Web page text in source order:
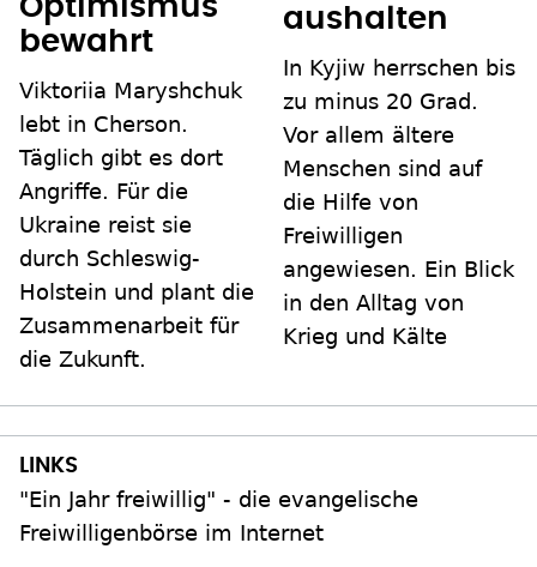
Optimismus
bewahrt
Viktoriia Maryshchuk
lebt in Cherson.
Täglich gibt es dort
Angriffe. Für die
Ukraine reist sie
durch Schleswig-
Holstein und plant die
Zusammenarbeit für
die Zukunft.
aushalten
In Kyjiw herrschen bis
zu minus 20 Grad.
Vor allem ältere
Menschen sind auf
die Hilfe von
Freiwilligen
angewiesen. Ein Blick
in den Alltag von
Krieg und Kälte
"Ein Jahr freiwillig" - die evangelische
Freiwilligenbörse im Internet